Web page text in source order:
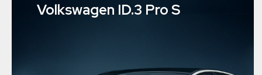
Volkswagen ID.3 Pro S